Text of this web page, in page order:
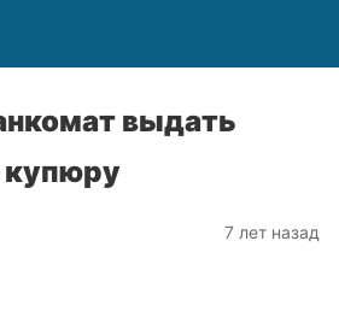
выдать
7 лет назад